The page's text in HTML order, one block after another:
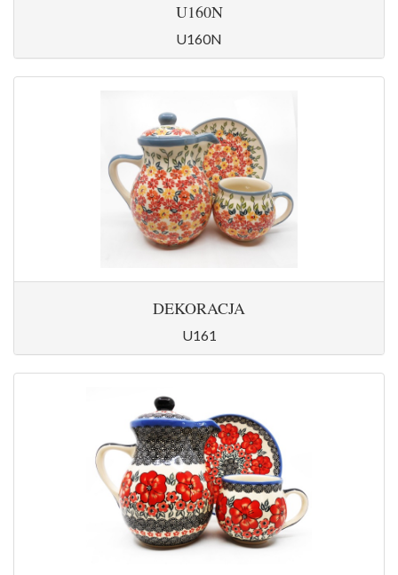
U160N
U160N
DEKORACJA
U161